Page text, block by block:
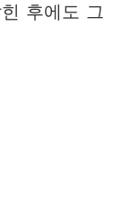
후에도 그